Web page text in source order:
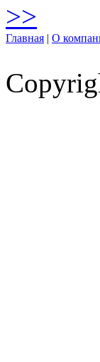
>>
Главная | О